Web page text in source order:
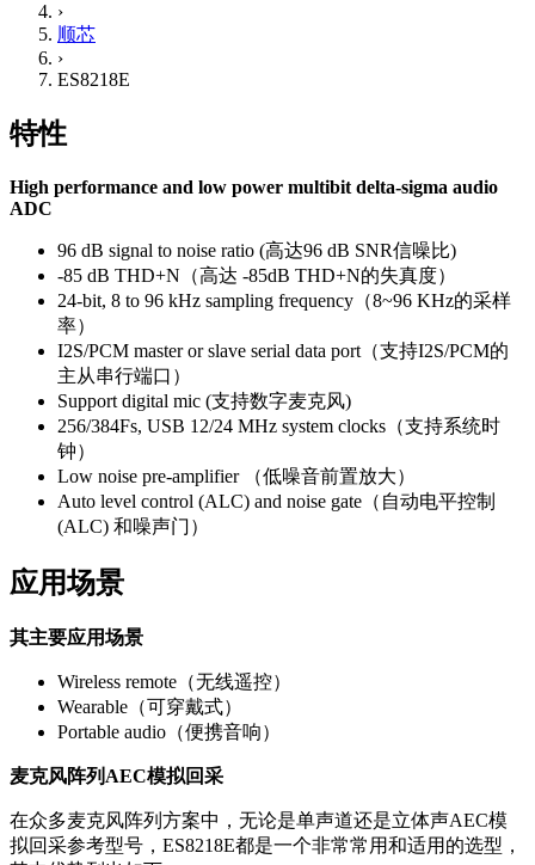
›
顺芯
›
ES8218E
特性
High performance and low power multibit delta-sigma audio
ADC
96 dB signal to noise ratio (高达96 dB SNR信噪比)
-85 dB THD+N（高达 -85dB THD+N的失真度）
24-bit, 8 to 96 kHz sampling frequency（8~96 KHz的采样
率）
I2S/PCM master or slave serial data port（支持I2S/PCM的
主从串行端口）
Support digital mic (支持数字麦克风)
256/384Fs, USB 12/24 MHz system clocks（支持系统时
钟）
Low noise pre-amplifier （低噪音前置放大）
Auto level control (ALC) and noise gate（自动电平控制
(ALC) 和噪声门）
应用场景
其主要应用场景
Wireless remote（无线遥控）
Wearable（可穿戴式）
Portable audio（便携音响）
麦克风阵列AEC模拟回采
在众多麦克风阵列方案中，无论是单声道还是立体声AEC模
拟回采参考型号，ES8218E都是一个非常常用和适用的选型，